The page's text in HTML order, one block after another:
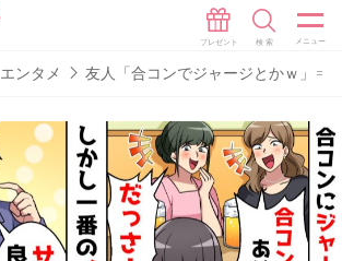
エンタメ 友人「合コンでジャージとかｗ」⇒